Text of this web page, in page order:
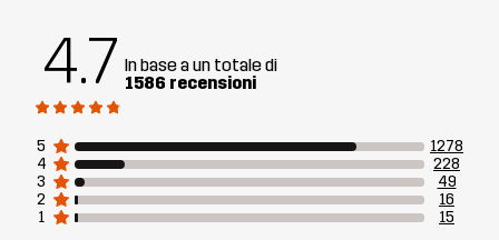
276g per una taglia M
Sostenibilità Dettagli riciclati leggi qui
Bluesign® approved leggi qui
4.7 In base a un totale di
1586 recensioni
5
1278
4
228
3
49
2
16
1
15